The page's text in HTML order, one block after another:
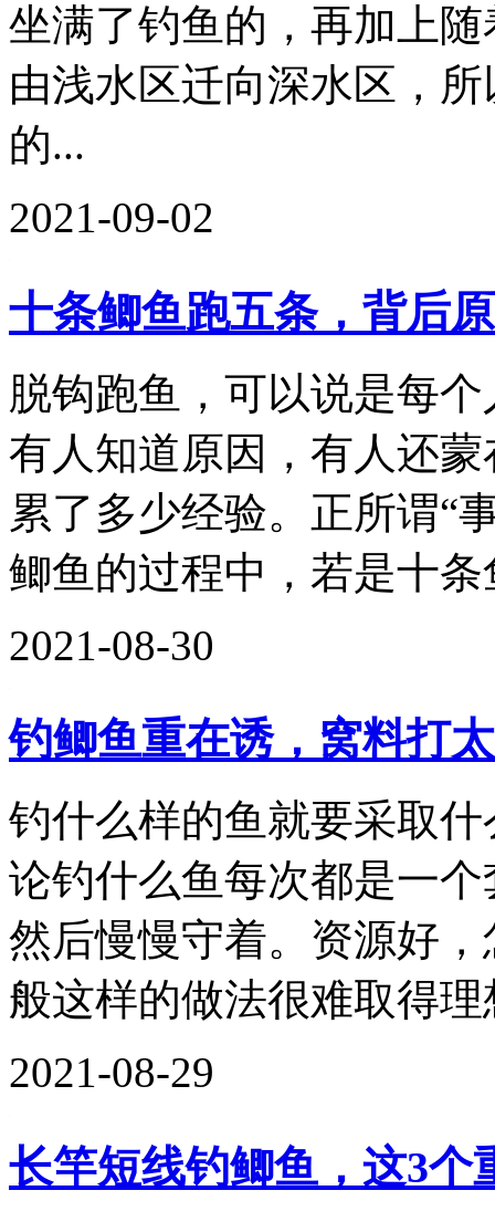
坐满了钓鱼的，再加上
由浅水区迁向深水区，
的...
2021-09-02
十条鲫鱼跑五条，背后
脱钩跑鱼，可以说是每
有人知道原因，有人还
累了多少经验。正所谓“
鲫鱼的过程中，若是十
2021-08-30
钓鲫鱼重在诱，窝料打
钓什么样的鱼就要采取
论钓什么鱼每次都是一
然后慢慢守着。资源好
般这样的做法很难取得
2021-08-29
长竿短线钓鲫鱼，这3个